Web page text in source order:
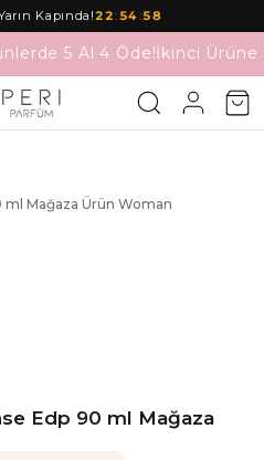
Kapında!22:54:58
5 Al 4 Öde!İkinci Ürüne
ml Mağaza Ürün Woman
Edp 90 ml Mağaza